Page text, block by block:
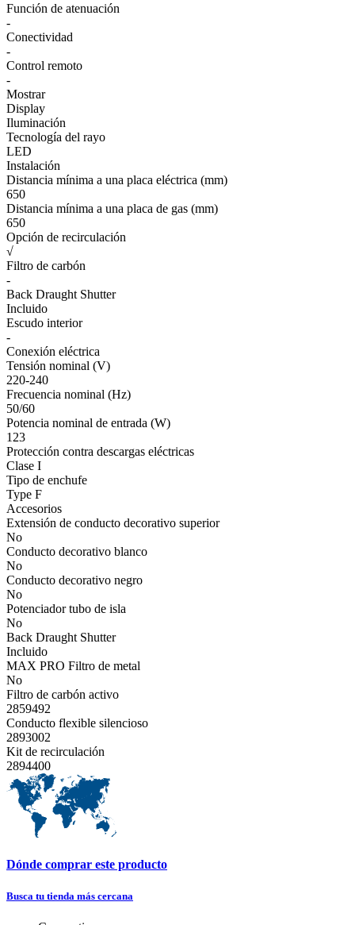
Función de atenuación
-
Conectividad
-
Control remoto
-
Mostrar
Display
Iluminación
Tecnología del rayo
LED
Instalación
Distancia mínima a una placa eléctrica (mm)
650
Distancia mínima a una placa de gas (mm)
650
Opción de recirculación
√
Filtro de carbón
-
Back Draught Shutter
Incluido
Escudo interior
-
Conexión eléctrica
Tensión nominal (V)
220-240
Frecuencia nominal (Hz)
50/60
Potencia nominal de entrada (W)
123
Protección contra descargas eléctricas
Clase I
Tipo de enchufe
Type F
Accesorios
Extensión de conducto decorativo superior
No
Conducto decorativo blanco
No
Conducto decorativo negro
No
Potenciador tubo de isla
No
Back Draught Shutter
Incluido
MAX PRO Filtro de metal
No
Filtro de carbón activo
2859492
Conducto flexible silencioso
2893002
Kit de recirculación
2894400
Dónde comprar este producto
Busca tu tienda más cercana